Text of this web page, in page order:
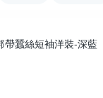
帶蠶絲短袖洋裝-深藍